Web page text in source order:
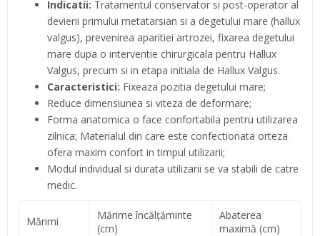
Indicatii: Tratamentul conservator si post-operator al
devierii primului metatarsian si a degetului mare (hallux
valgus), prevenirea aparitiei artrozei, fixarea degetului
mare dupa o interventie chirurgicala pentru Hallux
Valgus, precum si in etapa initiala de Hallux Valgus.
Caracteristici: Fixeaza pozitia degetului mare;
Reduce dimensiunea si viteza de deformare;
Forma anatomica o face confortabila pentru utilizarea
zilnica; Materialul din care este confectionata orteza
ofera maxim confort in timpul utilizarii;
Modul individual si durata utilizarii se va stabili de catre
medic.
Mărimi
Mărime încălţăminte
(cm)
Abaterea
maximă (cm)